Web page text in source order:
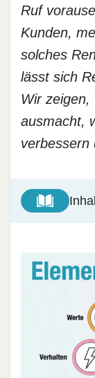
Ruf
Kunden,
solches
lässt sich
Wir zeigen,
ausmacht,